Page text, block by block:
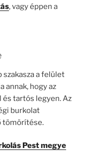
, vagy éppen a
a felület
annak, hogy az
tartós legyen. Az
burkolat
tömörítése.
Pest megye